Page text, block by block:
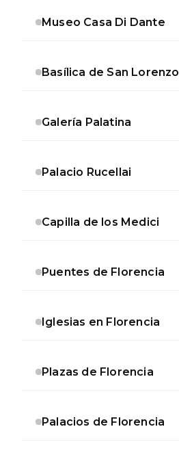
Museo Casa Di Dante
Basílica de San Lorenzo
Galería Palatina
Palacio Rucellai
Capilla de los Medici
Puentes de Florencia
Iglesias en Florencia
Plazas de Florencia
Palacios de Florencia